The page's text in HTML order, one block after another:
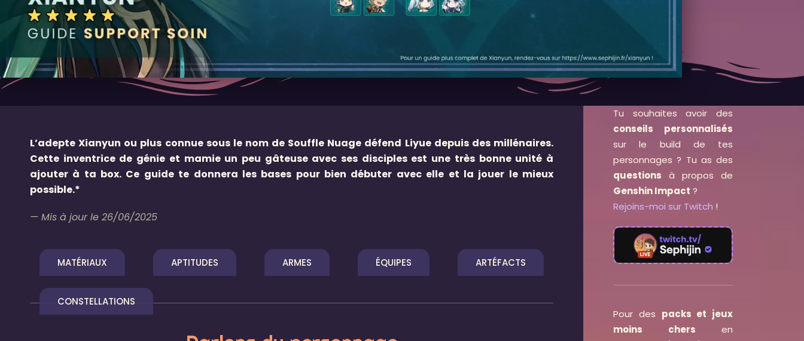
L’adepte Xianyun ou plus connue sous le nom de Souffle Nuage défend Liyue depuis des millénaires.
Cette inventrice de génie et mamie un peu gâteuse avec ses disciples est une très bonne unité à
ajouter à ta box. Ce guide te donnera les bases pour bien débuter avec elle et la jouer le mieux
possible.*
— Mis à jour le 26/06/2025
MATÉRIAUX APTITUDES ARMES ÉQUIPES ARTÉFACTS
CONSTELLATIONS
Tu souhaites avoir des
conseils personnalisés
sur le build de tes
personnages ? Tu as des
questions à propos de
Genshin Impact ?
Rejoins-moi sur Twitch !
Pour des packs et jeux
moins chers en